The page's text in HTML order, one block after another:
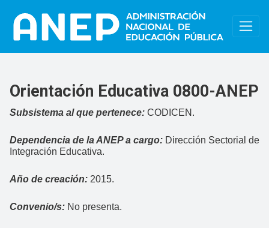
Orientación Educativa 0800-ANEP
Subsistema al que pertenece: CODICEN.
Dependencia de la ANEP a cargo: Dirección Sectorial de
Integración Educativa.
Año de creación: 2015.
Convenio/s: No presenta.